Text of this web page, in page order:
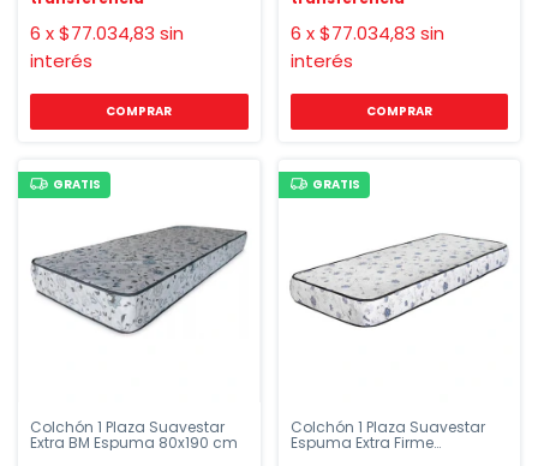
6 x$77.034,83 sin
interés
6 x$77.034,83 sin
interés
COMPRAR
GRATIS
Colchón 1 Plaza Suavestar
Extra BM Espuma 80x190 cm
GRATIS
Colchón 1 Plaza Suavestar
Espuma Extra Firme